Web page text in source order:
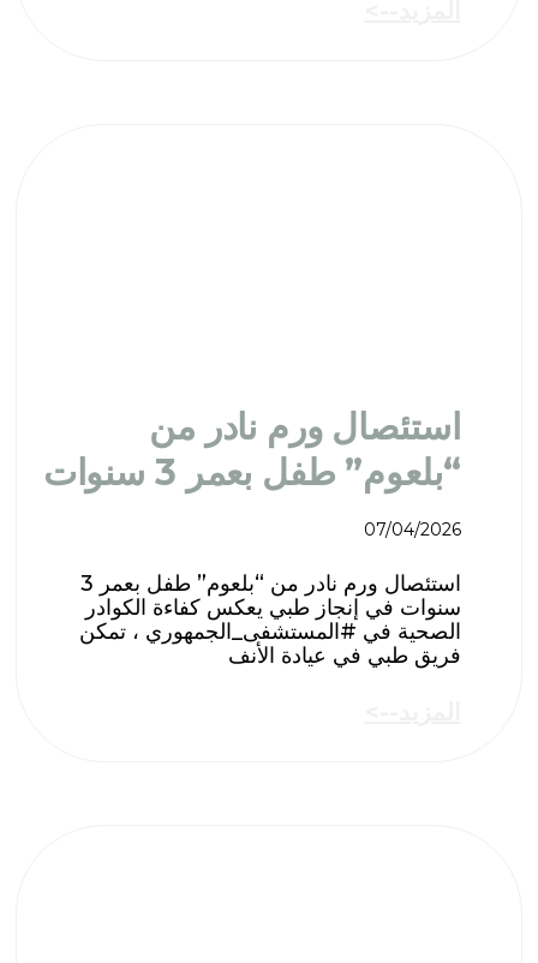
استئصال ورم نادر من
“بلعوم” طفل بعمر 3 سنوات
07/04/2026
استئصال ورم نادر من “بلعوم” طفل بعمر 3
سنوات ​في إنجاز طبي يعكس كفاءة الكوادر
الصحية في #المستشفى_الجمهوري ، تمكن
فريق طبي في عيادة الأنف